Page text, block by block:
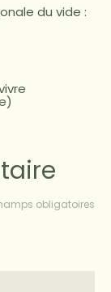
du vide :
obligatoires